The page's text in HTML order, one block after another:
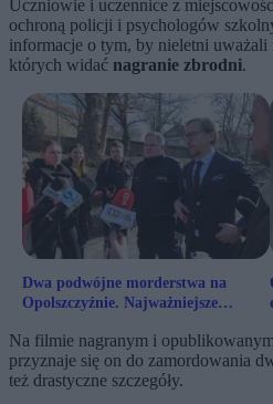
Uczniowie i uczennice z
ochroną policji i psychologów
informacje o tym, by nieletni uważali
których widać nagranie zbrodni.
Dwa podwójne morderstwa na
Opolszczyźnie. Najważniejsze
Na filmie nagranym i
przyznaje się on do zamordowania
też drastyczne szczegóły.